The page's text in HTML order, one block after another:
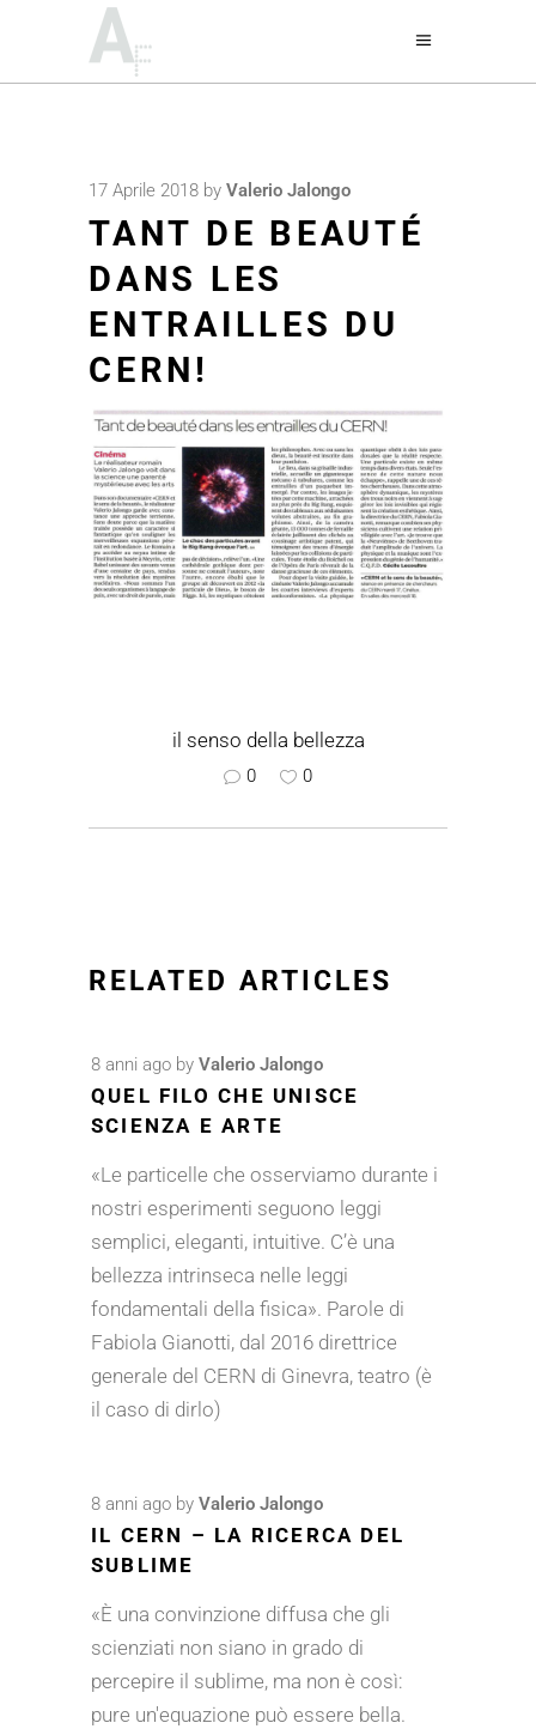
17 Aprile 2018 by Valerio Jalongo
TANT DE BEAUTÉ
DANS LES
ENTRAILLES DU
CERN!
il senso della bellezza
0 0
RELATED ARTICLES
8 anni ago by Valerio Jalongo
QUEL FILO CHE UNISCE
SCIENZA E ARTE
«Le particelle che osserviamo durante i
nostri esperimenti seguono leggi
semplici, eleganti, intuitive. C’è una
bellezza intrinseca nelle leggi
fondamentali della fisica». Parole di
Fabiola Gianotti, dal 2016 direttrice
generale del CERN di Ginevra, teatro (è
il caso di dirlo)
8 anni ago by Valerio Jalongo
IL CERN – LA RICERCA DEL
SUBLIME
«È una convinzione diffusa che gli
scienziati non siano in grado di
percepire il sublime, ma non è così:
pure un'equazione può essere bella.